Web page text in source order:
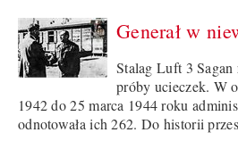
Generał w
Stalag Luft 3 Sagan
próby ucieczek. W
1942 do 25 marca 1944 roku
odnotowała ich 262. Do historii